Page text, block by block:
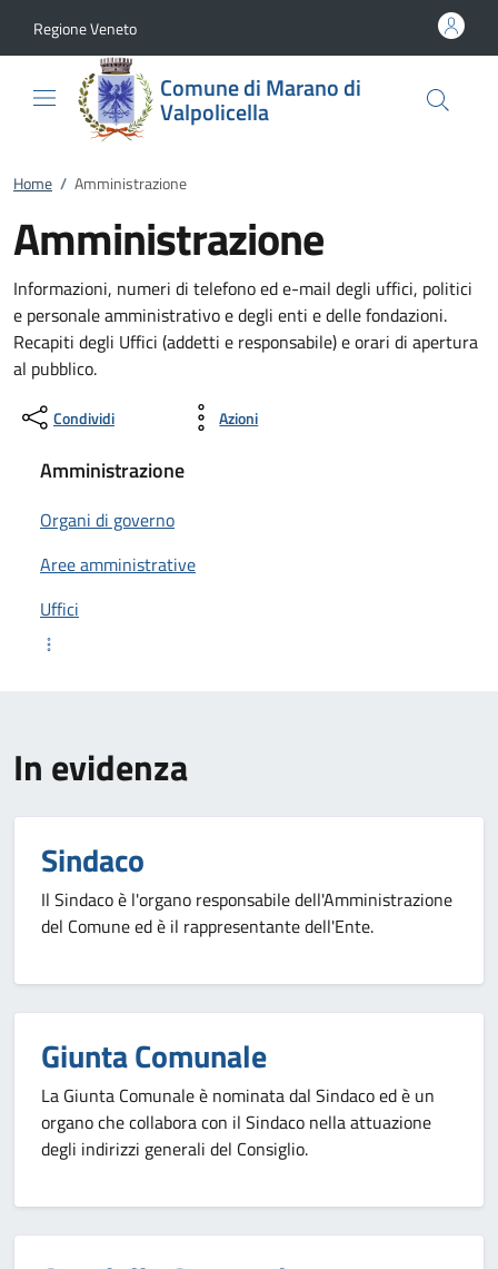
Regione Veneto
Comune di Marano di
Valpolicella
Home / Amministrazione
Amministrazione
Informazioni, numeri di telefono ed e-mail degli uffici, politici
e personale amministrativo e degli enti e delle fondazioni.
Recapiti degli Uffici (addetti e responsabile) e orari di apertura
al pubblico.
Condividi Azioni
Amministrazione
Organi di governo
Aree amministrative
Uffici
In evidenza
Sindaco
Il Sindaco è l'organo responsabile dell'Amministrazione
del Comune ed è il rappresentante dell'Ente.
Giunta Comunale
La Giunta Comunale è nominata dal Sindaco ed è un
organo che collabora con il Sindaco nella attuazione
degli indirizzi generali del Consiglio.